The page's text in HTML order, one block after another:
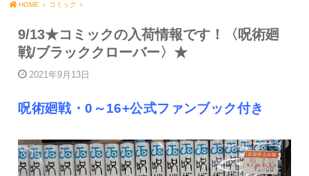
HOME コミック
9/13★コミックの入荷情報です！〈呪術廻
戦/ブラッククローバー〉★
2021年9月13日
呪術廻戦・0～16+公式ファンブック付き